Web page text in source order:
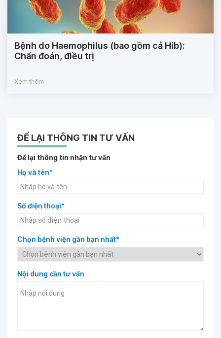
Bệnh do Haemophilus (bao gồm cả Hib):
Chẩn đoán, điều trị
Xem thêm
ĐỂ LẠI THÔNG TIN TƯ VẤN
Để lại thông tin nhận tư vấn
Họ và tên*
Số điện thoại*
Chọn bệnh viện gần bạn nhất*
Nội dung cần tư vấn